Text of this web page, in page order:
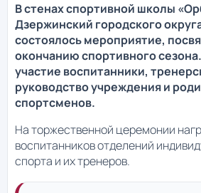
В стенах спортивной школы
Дзержинский городского
состоялось мероприятие,
окончанию спортивного
участие воспитанники,
руководство учреждения и
спортсменов.
На торжественной церемонии
воспитанников отделений
спорта и их тренеров.